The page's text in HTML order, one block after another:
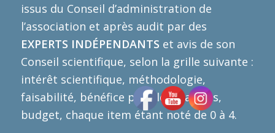
issus du Conseil d’administration de
l’association et après audit par des
EXPERTS INDÉPENDANTS et avis de son
Conseil scientifique, selon la grille suivante :
intérêt scientifique, méthodologie,
faisabilité, bénéfice pour les malades,
budget, chaque item étant noté de 0 à 4.